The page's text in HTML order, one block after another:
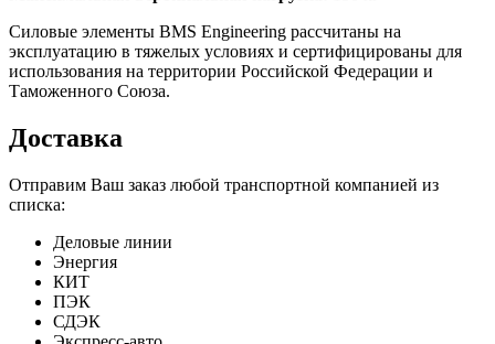
Силовые элементы BMS Engineering рассчитаны на
эксплуатацию в тяжелых условиях и сертифицированы для
использования на территории Российской Федерации и
Таможенного Союза.
Доставка
Отправим Ваш заказ любой транспортной компанией из
списка:
Деловые линии
Энергия
КИТ
ПЭК
СДЭК